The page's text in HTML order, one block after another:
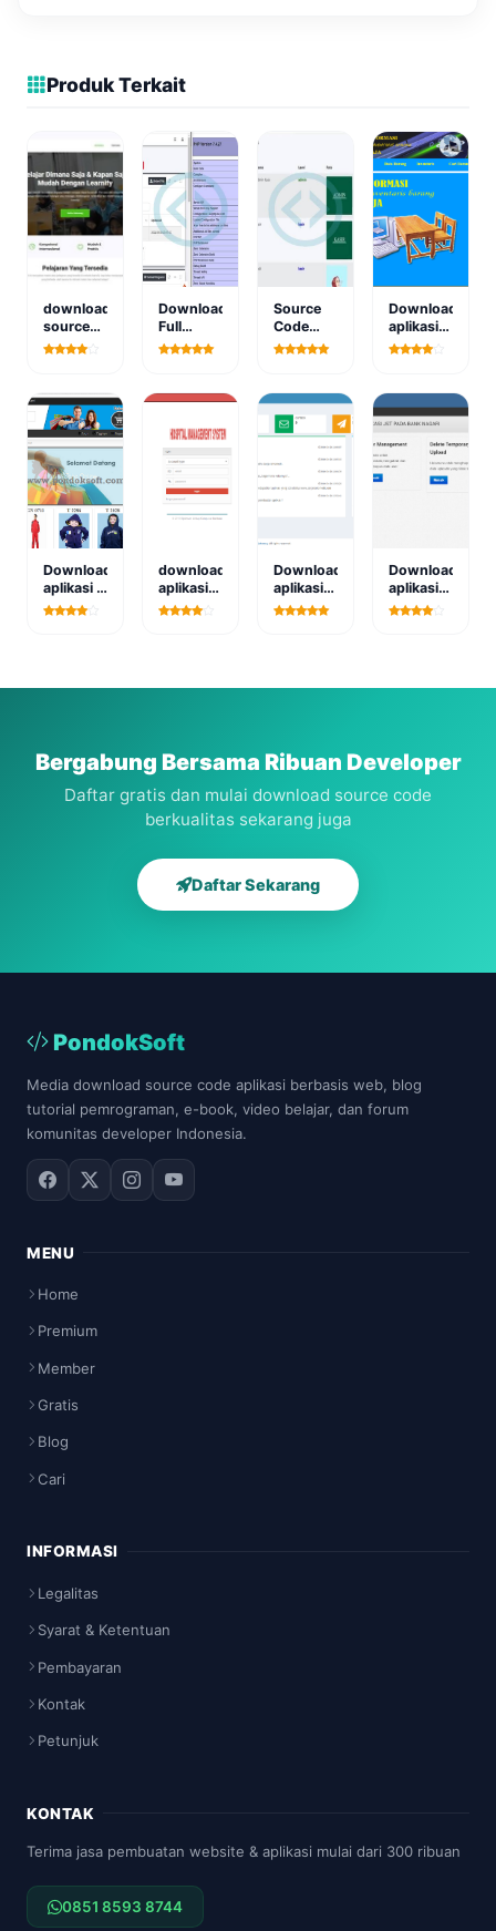
Produk Terkait
download
source
code
gratis
Download
Full
Source
Informasi
Surat (
SIPAS21 )
dengan
Codeigniter
4
Source
Code
Aplikasi
Sederhana
Berbasis
PHP
MySQL
Download
aplikasi
inventory
berbasis
web
Download
aplikasi e
commerce
web
download
aplikasi
hospital
Download
aplikasi
sms
online
Download
aplikasi
pengolahan
web
Bergabung Bersama Ribuan Developer
Daftar gratis dan mulai download source code
berkualitas sekarang juga
Daftar Sekarang
PondokSoft
Media download source code aplikasi berbasis web, blog
tutorial pemrograman, e-book, video belajar, dan forum
komunitas developer Indonesia.
MENU
Home
Premium
Member
Gratis
Blog
Cari
INFORMASI
Legalitas
Syarat & Ketentuan
Pembayaran
Kontak
Petunjuk
KONTAK
Terima jasa pembuatan website & aplikasi mulai dari 300 ribuan
0851 8593 8744